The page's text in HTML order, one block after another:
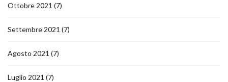
Ottobre 2021 (7)
Settembre 2021 (7)
Agosto 2021 (7)
Luglio 2021 (7)